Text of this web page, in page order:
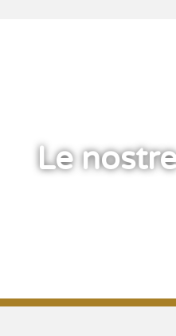
Le